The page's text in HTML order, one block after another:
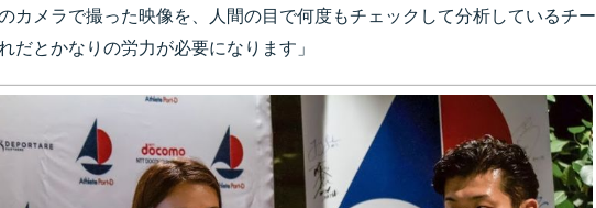
カメラで撮った映像を、人間の目で何度もチェックして分析しているチー
だとかなりの労力が必要になります」